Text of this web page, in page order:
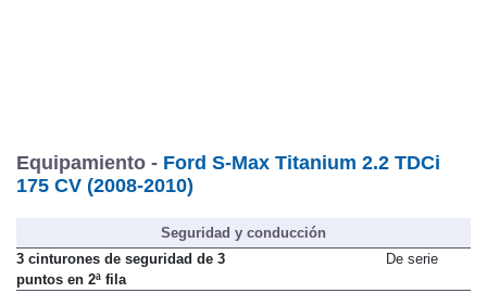
Equipamiento - Ford S-Max Titanium 2.2 TDCi
175 CV (2008-2010)
Seguridad y conducción
3 cinturones de seguridad de 3
puntos en 2ª fila
De serie